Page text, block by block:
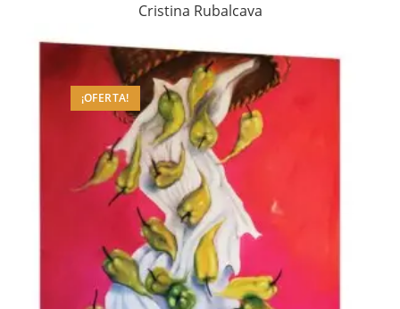
Cristina Rubalcava
¡OFERTA!